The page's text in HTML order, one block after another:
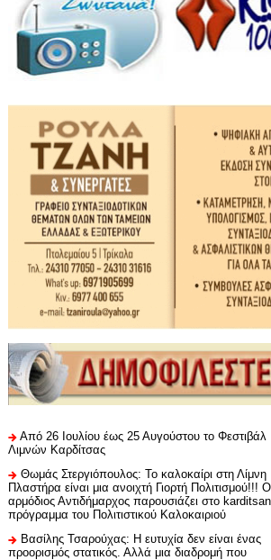
Από 26 Ιουλίου έως 25 Αυγούστου το Φεστιβάλ
Λιμνών Καρδίτσας
Θωμάς Στεργιόπουλος: Το καλοκαίρι στη Λίμνη
Πλαστήρα είναι μια ανοιχτή Γιορτή Πολιτισμού!!! Ο
αρμόδιος Αντιδήμαρχος παρουσιάζει στο
πρόγραμμα του Πολιτιστικού Καλοκαιριού
Βασίλης Τσαρούχας: Η ευτυχία δεν είναι ένας
προορισμός στατικός. Αλλά μια διαδρομή που